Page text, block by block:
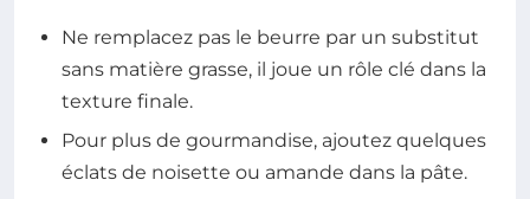
Ne remplacez pas le beurre par un substitut
sans matière grasse, il joue un rôle clé dans la
texture finale.
Pour plus de gourmandise, ajoutez quelques
éclats de noisette ou amande dans la pâte.